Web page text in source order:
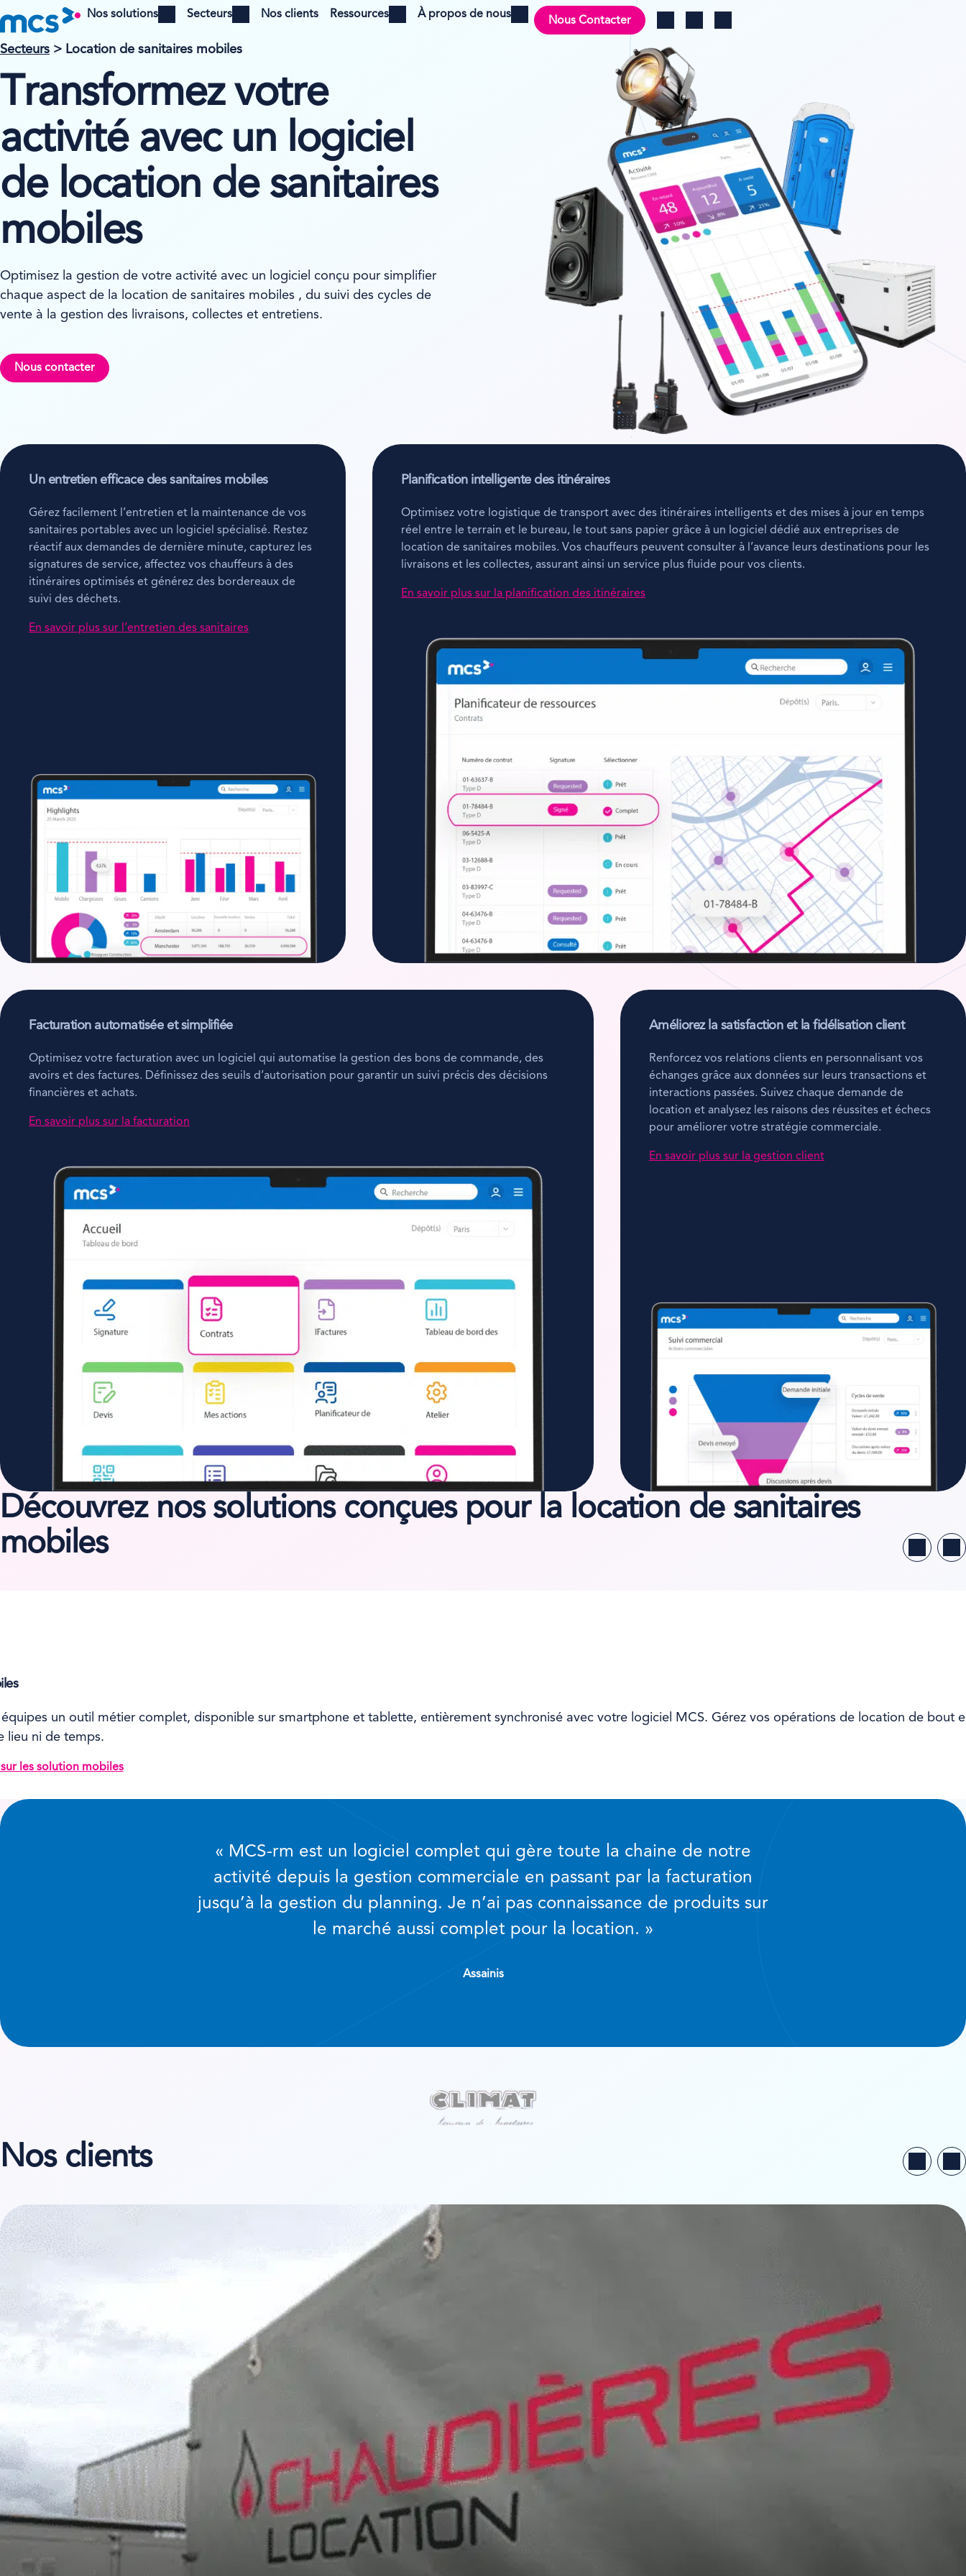
Nos solutions Secteurs
Open menu
Nos clients Ressources
Open menu
À propos de nous
Open menu Nous Contacter
Log inSearchChange region
Secteurs > Location de sanitaires mobiles
Transformez votre
activité avec un logiciel
de location de sanitaires
mobiles
Optimisez la gestion de votre activité avec un logiciel conçu pour simplifier
chaque aspect de la location de sanitaires mobiles , du suivi des cycles de
vente à la gestion des livraisons, collectes et entretiens.
Nous contacter
Un entretien efficace des sanitaires mobiles
Gérez facilement l’entretien et la maintenance de vos
sanitaires portables avec un logiciel spécialisé. Restez
réactif aux demandes de dernière minute, capturez les
signatures de service, affectez vos chauffeurs à des
itinéraires optimisés et générez des bordereaux de
suivi des déchets.
En savoir plus sur l’entretien des sanitaires
Planification intelligente des itinéraires
Optimisez votre logistique de transport avec des itinéraires intelligents et des mises à jour en temps
réel entre le terrain et le bureau, le tout sans papier grâce à un logiciel dédié aux entreprises de
location de sanitaires mobiles. Vos chauffeurs peuvent consulter à l’avance leurs destinations pour les
livraisons et les collectes, assurant ainsi un service plus fluide pour vos clients.
En savoir plus sur la planification des itinéraires
Facturation automatisée et simplifiée
Optimisez votre facturation avec un logiciel qui automatise la gestion des bons de commande, des
avoirs et des factures. Définissez des seuils d’autorisation pour garantir un suivi précis des décisions
financières et achats.
En savoir plus sur la facturation
Améliorez la satisfaction et la fidélisation client
Renforcez vos relations clients en personnalisant vos
échanges grâce aux données sur leurs transactions et
interactions passées. Suivez chaque demande de
location et analysez les raisons des réussites et échecs
pour améliorer votre stratégie commerciale.
En savoir plus sur la gestion client
Découvrez nos solutions conçuespour la location de sanitaires
mobiles
un outil métier complet, disponible sur smartphone et tablette, entièrement synchronisé avec votre logiciel MCS. Gérez vos opérations de location de bout
lieu ni de temps.
les solution mobiles
« MCS-rm est un logiciel complet qui gère toute la chaine de notre
activité depuis la gestion commerciale en passant par la facturation
jusqu’à la gestion du planning. Je n’ai pas connaissance de produits sur
le marché aussi complet pour la location. »
Assainis
Nos clients
Voir l’étude de cas sur Chaudières Location